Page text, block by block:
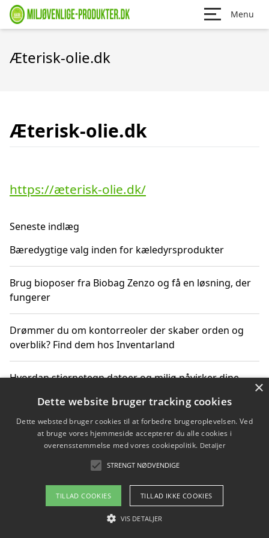
Menu
Æterisk-olie.dk
Æterisk-olie.dk
https://æterisk-olie.dk/
Seneste indlæg
Bæredygtige valg inden for kæledyrsprodukter
Brug bioposer fra Biobag Zenzo og få en løsning, der
fungerer
Drømmer du om kontorreoler der skaber orden og
overblik? Find dem hos Inventarland
Hvordan stjernetegn datoer og miljø påvirker dine
Bæredygtige gadgets til en grønnere hverdag
Om / kontakt
Blog Betingelser
×
Dette website bruger tracking cookies
Dette websted bruger cookies til at forbedre brugeroplevelsen. Ved
at bruge vores hjemmeside accepterer du alle cookies i
overensstemmelse med vores cookiepolitik. Detaljer
STRENGT NØDVENDIGE
TILLAD COOKIES TILLAD IKKE COOKIES
VIS DETALJER